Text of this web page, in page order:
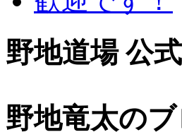
野地道場 公
野地竜太の